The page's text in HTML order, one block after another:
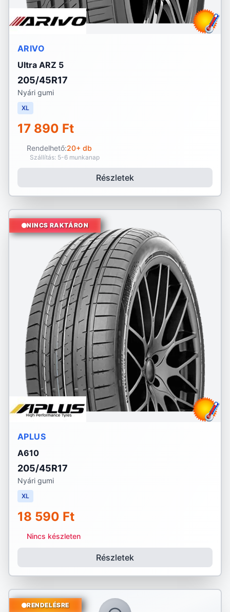
ARIVO
Ultra ARZ 5
205/45R17
Nyári gumi
XL
17 890 Ft
Rendelhető:20+ db
Szállítás: 5-6 munkanap
Részletek
NINCS RAKTÁRON
APLUS
A610
205/45R17
Nyári gumi
XL
18 590 Ft
Nincs készleten
Részletek
RENDELÉSRE